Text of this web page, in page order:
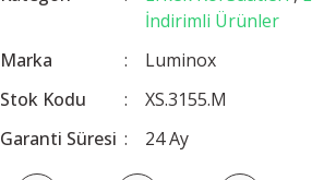
İndirimli Ürünler
Marka
Luminox
Stok Kodu
XS.3155.M
Garanti Süresi
24 Ay